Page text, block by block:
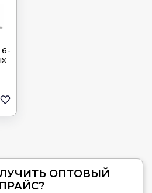
6-
ОПТОВЫЙ
ПРАЙС?